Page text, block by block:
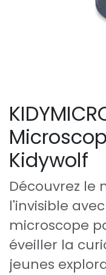
Kidywolf
Découvrez le
l'invisible
microscope
éveiller la
jeunes